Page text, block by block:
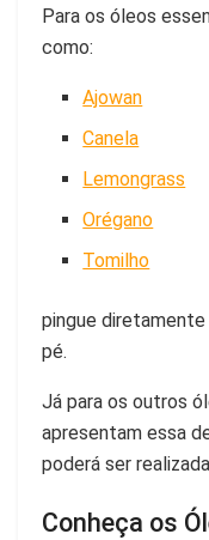
Para os óleos
como:
Ajowan
Canela
Lemongrass
Orégano
Tomilho
pingue
pé.
Já para os outros
apresentam essa
poderá ser
Conheça os